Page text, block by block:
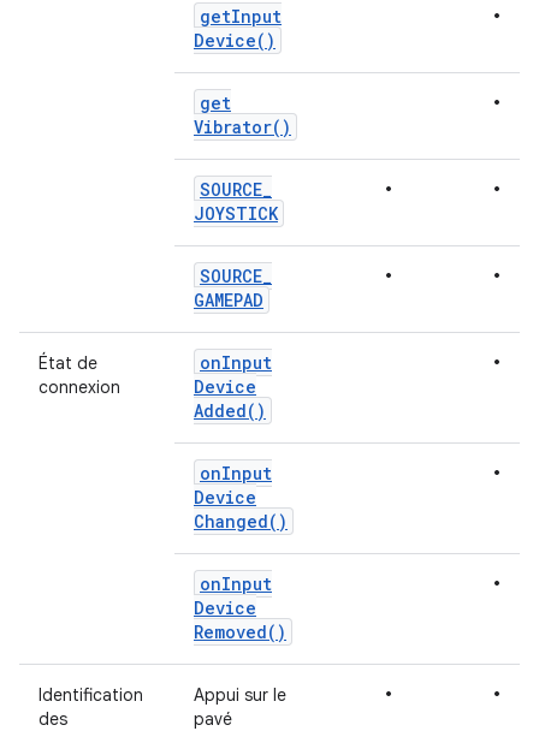
getInput
Device( )
•
get
Vibrator( )
•
SOURCE_
JOYSTICK
• •
SOURCE_
GAMEPAD
• •
État de
connexion
onInput
Device
Added( )
•
onInput
Device
Changed( )
•
onInput
Device
Removed( )
•
Identification
des
Appui sur le
pavé
• •